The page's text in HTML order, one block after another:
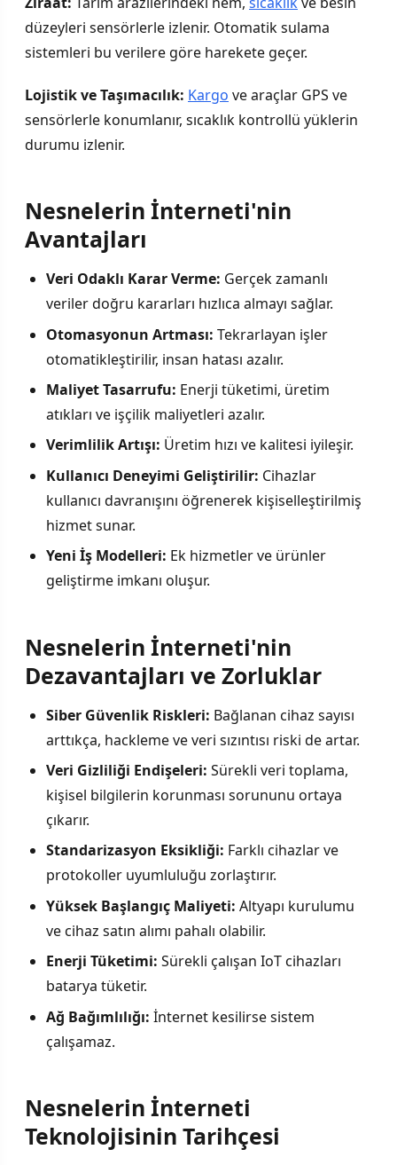
düzeyleri sensörlerle izlenir. Otomatik sulama
sistemleri bu verilere göre harekete geçer.
Lojistik ve Taşımacılık: Kargo ve araçlar GPS ve
sensörlerle konumlanır, sıcaklık kontrollü yüklerin
durumu izlenir.
Nesnelerin İnterneti'nin
Avantajları
Veri Odaklı Karar Verme: Gerçek zamanlı
veriler doğru kararları hızlıca almayı sağlar.
Otomasyonun Artması: Tekrarlayan işler
otomatikleştirilir, insan hatası azalır.
Maliyet Tasarrufu: Enerji tüketimi, üretim
atıkları ve işçilik maliyetleri azalır.
Verimlilik Artışı: Üretim hızı ve kalitesi iyileşir.
Kullanıcı Deneyimi Geliştirilir: Cihazlar
kullanıcı davranışını öğrenerek kişiselleştirilmiş
hizmet sunar.
Yeni İş Modelleri: Ek hizmetler ve ürünler
geliştirme imkanı oluşur.
Nesnelerin İnterneti'nin
Dezavantajları ve Zorluklar
Siber Güvenlik Riskleri: Bağlanan cihaz sayısı
arttıkça, hackleme ve veri sızıntısı riski de artar.
Veri Gizliliği Endişeleri: Sürekli veri toplama,
kişisel bilgilerin korunması sorununu ortaya
çıkarır.
Standarizasyon Eksikliği: Farklı cihazlar ve
protokoller uyumluluğu zorlaştırır.
Yüksek Başlangıç Maliyeti: Altyapı kurulumu
ve cihaz satın alımı pahalı olabilir.
Enerji Tüketimi: Sürekli çalışan IoT cihazları
batarya tüketir.
Ağ Bağımlılığı: İnternet kesilirse sistem
çalışamaz.
Nesnelerin İnterneti
Teknolojisinin Tarihçesi